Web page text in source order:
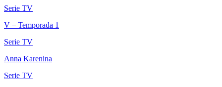
Serie TV
V – Temporada 1
Serie TV
Anna Karenina
Serie TV